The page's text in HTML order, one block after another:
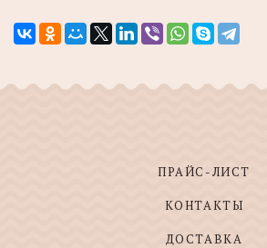
ПРАЙС-ЛИСТ
КОНТАКТЫ
ДОСТАВКА